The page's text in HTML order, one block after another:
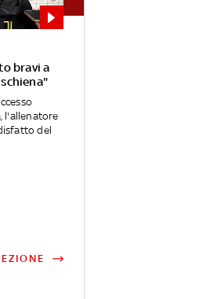
bravi a
l'allenatore
del